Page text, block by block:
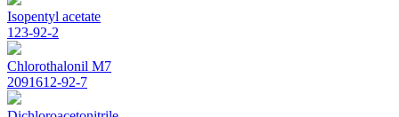
Isopentyl acetate
123-92-2
Chlorothalonil M7
2091612-92-7